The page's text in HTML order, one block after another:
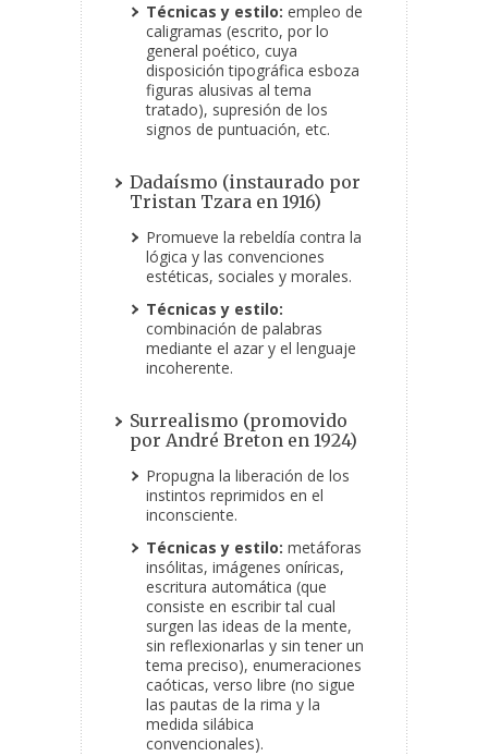
Técnicas y estilo: empleo de
caligramas (escrito, por lo
general poético, cuya
disposición tipográfica esboza
figuras alusivas al tema
tratado), supresión de los
signos de puntuación, etc.
Dadaísmo (instaurado por
Tristan Tzara en 1916)
Promueve la rebeldía contra la
lógica y las convenciones
estéticas, sociales y morales.
Técnicas y estilo:
combinación de palabras
mediante el azar y el lenguaje
incoherente.
Surrealismo (promovido
por André Breton en 1924)
Propugna la liberación de los
instintos reprimidos en el
inconsciente.
Técnicas y estilo: metáforas
insólitas, imágenes oníricas,
escritura automática (que
consiste en escribir tal cual
surgen las ideas de la mente,
sin reflexionarlas y sin tener un
tema preciso), enumeraciones
caóticas, verso libre (no sigue
las pautas de la rima y la
medida silábica
convencionales).